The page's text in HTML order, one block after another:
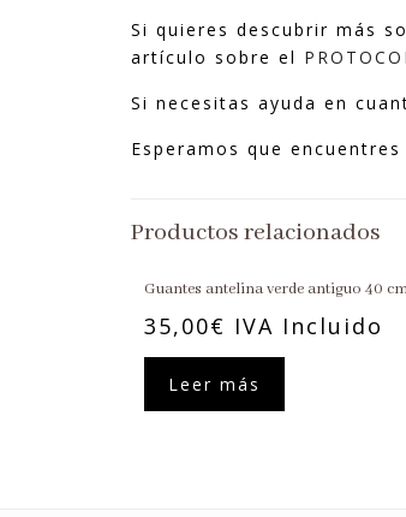
Si quieres descubrir más
artículo sobre el
Si necesitas ayuda en
Esperamos que
Productos relacionados
Guantes antelina verde antiguo 40
35,00€ IVA Incluido
Leer más